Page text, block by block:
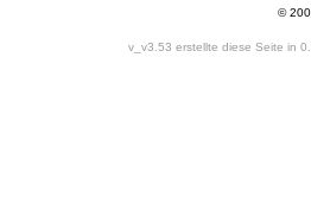
©
v_v3.53 erstellte diese Seite in